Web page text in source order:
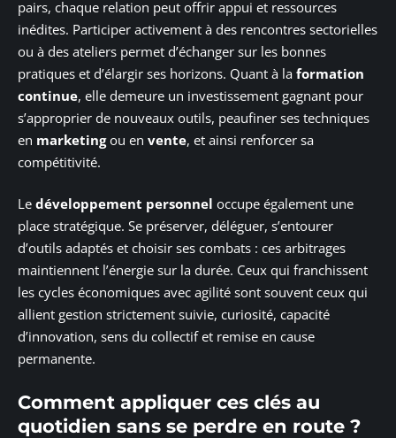
pairs, chaque relation peut offrir appui et ressources
inédites. Participer activement à des rencontres sectorielles
ou à des ateliers permet d’échanger sur les bonnes
pratiques et d’élargir ses horizons. Quant à la formation
continue, elle demeure un investissement gagnant pour
s’approprier de nouveaux outils, peaufiner ses techniques
en marketingou en vente, et ainsi renforcer sa
compétitivité.
Le développement personnel occupe également une
place stratégique. Se préserver, déléguer, s’entourer
d’outils adaptés et choisir ses combats : ces arbitrages
maintiennent l’énergie sur la durée. Ceux qui franchissent
les cycles économiques avec agilité sont souvent ceux qui
allient gestion strictement suivie, curiosité, capacité
d’innovation, sens du collectif et remise en cause
permanente.
Comment appliquer ces clés au
quotidien sans se perdre en route ?